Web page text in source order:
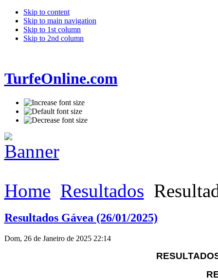
Skip to content
Skip to main navigation
Skip to 1st column
Skip to 2nd column
TurfeOnline.com
Home Resultados
Resultados Gávea (26/01/2025)
Dom, 26 de Janeiro de 2025 22:14